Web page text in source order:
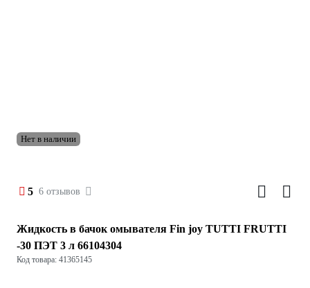
Нет в наличии
5 6 отзывов
Жидкость в бачок омывателя Fin joy TUTTI FRUTTI
-30 ПЭТ 3 л 66104304
Код товара: 41365145